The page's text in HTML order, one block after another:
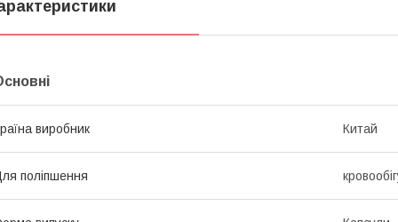
виробник Китай
поліпшення